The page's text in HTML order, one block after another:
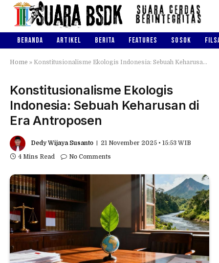
BERANDA ARTIKEL BERITA FEATURES SOSOK
Home » Konstitusionalisme Ekologis Indonesia: Sebuah Keharusan di Era Antroposen
Konstitusionalisme Ekologis
Indonesia: Sebuah Keharusan di
Era Antroposen
Dedy Wijaya Susanto
21 November 2025 • 15:53 WIB
4 Mins Read
No Comments